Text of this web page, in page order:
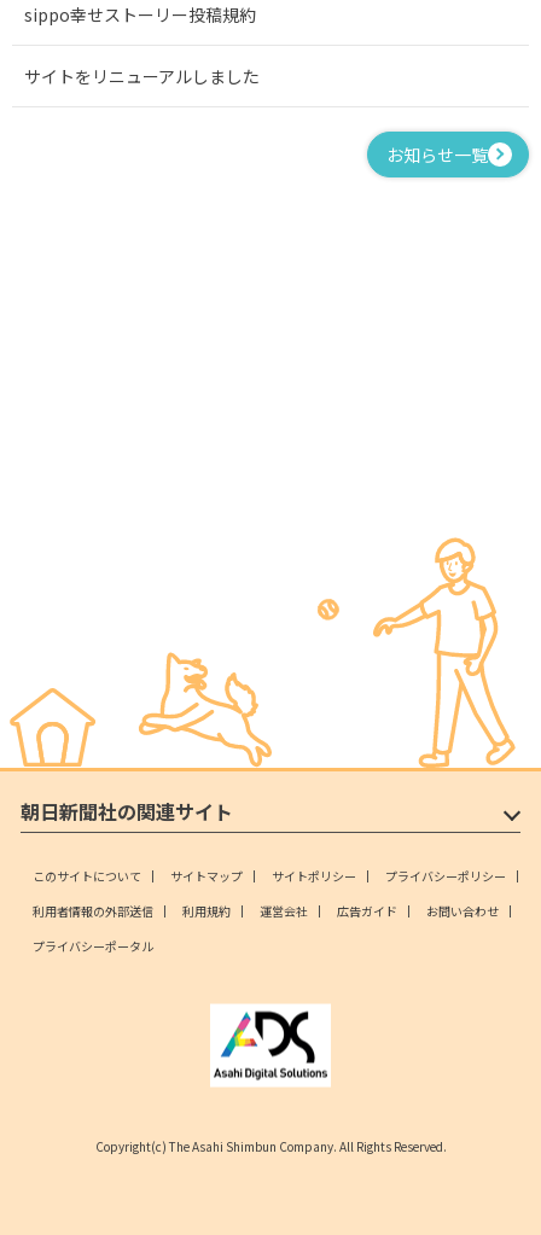
sippo幸せストーリー投稿規約
サイトをリニューアルしました
お知らせ一覧
朝日新聞社の関連サイト
このサイトについて サイトマップ サイトポリシー
プライバシーポリシー
利用者情報の外部送信
利用規約 運営会社 広告ガイド
お問い合わせ
プライバシーポータル
Copyright(c) The Asahi Shimbun Company. All Rights Reserved.